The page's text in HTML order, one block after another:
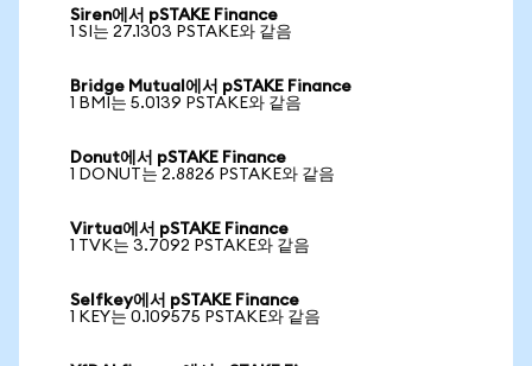
Siren에서 pSTAKE Finance
1 SI는 27.1303 PSTAKE와 같음
Bridge Mutual에서 pSTAKE Finance
1 BMI는 5.0139 PSTAKE와 같음
Donut에서 pSTAKE Finance
1 DONUT는 2.8826 PSTAKE와 같음
Virtua에서 pSTAKE Finance
1 TVK는 3.7092 PSTAKE와 같음
Selfkey에서 pSTAKE Finance
1 KEY는 0.109575 PSTAKE와 같음